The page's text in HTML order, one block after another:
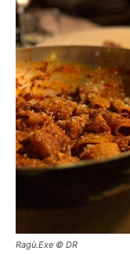
Ragù.Exe © DR